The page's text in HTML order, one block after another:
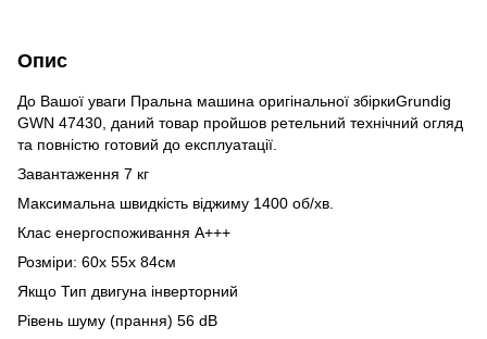
Опис
До Вашої уваги Пральна машина оригінальної збіркиGrundig
GWN 47430, даний товар пройшов ретельний технічний огляд
та повністю готовий до експлуатації.
Завантаження 7 кг
Максимальна швидкість віджиму 1400 об/хв.
Клас енергоспоживання A+++
Розміри: 60х 55х 84см
Якщо Тип двигуна інверторний
Рівень шуму (прання) 56 dB